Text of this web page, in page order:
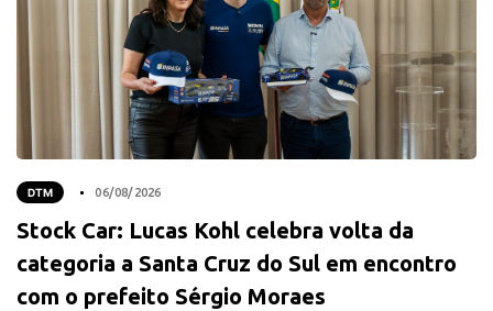
DTM 06/08/2026
Stock Car: Lucas Kohl celebra volta da
categoria a Santa Cruz do Sul em encontro
com o prefeito Sérgio Moraes